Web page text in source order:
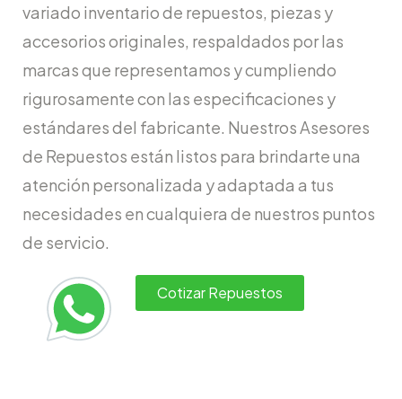
variado inventario de repuestos, piezas y
accesorios originales, respaldados por las
marcas que representamos y cumpliendo
rigurosamente con las especificaciones y
estándares del fabricante. Nuestros Asesores
de Repuestos están listos para brindarte una
atención personalizada y adaptada a tus
necesidades en cualquiera de nuestros puntos
de servicio.
Cotizar Repuestos